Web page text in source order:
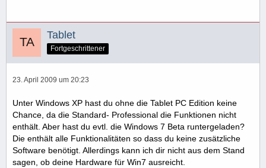
Tablet
Fortgeschrittener
23. April 2009 um 20:23
Unter Windows XP hast du ohne die Tablet PC Edition keine
Chance, da die Standard- Professional die Funktionen nicht
enthält. Aber hast du evtl. die Windows 7 Beta runtergeladen?
Die enthält alle Funktionalitäten so dass du keine zusätzliche
Software benötigt. Allerdings kann ich dir nicht aus dem Stand
sagen, ob deine Hardware für Win7 ausreicht.